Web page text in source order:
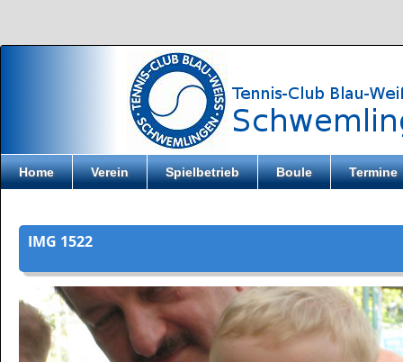
Direkt zum Inhalt
Home Verein Spielbetrieb Boule Termine
IMG 1522